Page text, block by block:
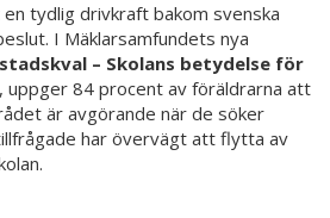
tydlig drivkraft bakom svenska
I Mäklarsamfundets nya
– Skolans betydelse för
, uppger 84 procent av föräldrarna att
är avgörande när de söker
har övervägt att flytta av